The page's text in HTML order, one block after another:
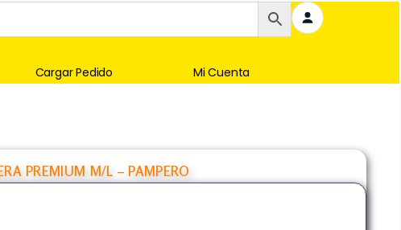
Cargar Pedido Mi Cuenta
PREMIUM M/L – PAMPERO